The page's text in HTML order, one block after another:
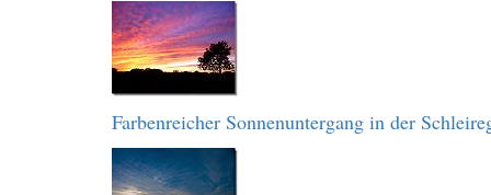
Farbenreicher Sonnenuntergang in der